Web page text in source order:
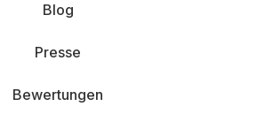
Blog
Presse
Bewertungen